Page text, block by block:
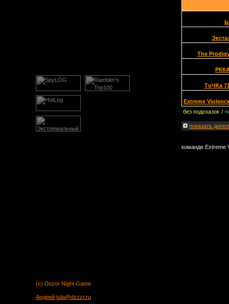
The
TоЧКа
Extreme
без подсказок /
показать
команде Extreme
(c) Dozor Night Game
Андрей tula@dzzzr.ru